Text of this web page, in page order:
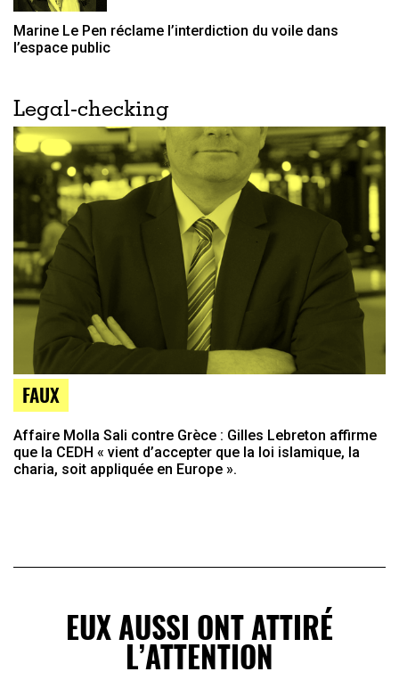
Marine Le Pen réclame l’interdiction du voile dans
l’espace public
Legal-checking
FAUX
Affaire Molla Sali contre Grèce : Gilles Lebreton affirme
que la CEDH « vient d’accepter que la loi islamique, la
charia, soit appliquée en Europe ».
EUX AUSSI ONT ATTIRÉ
L’ATTENTION